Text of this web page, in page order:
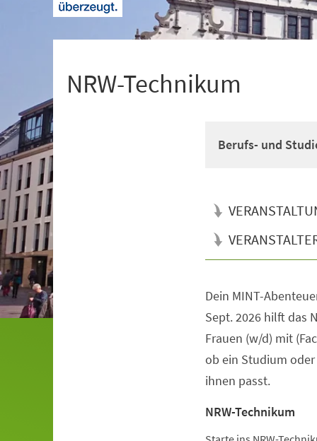
NRW-Technikum
Berufs- und
Dein MINT-
Sept. 2026 hilft das
Frauen (w/d) mit
ob ein Studium
ihnen passt.
NRW-Technikum